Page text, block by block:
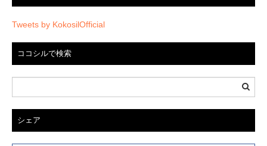
Tweets by KokosilOfficial
ココシルで検索
シェア